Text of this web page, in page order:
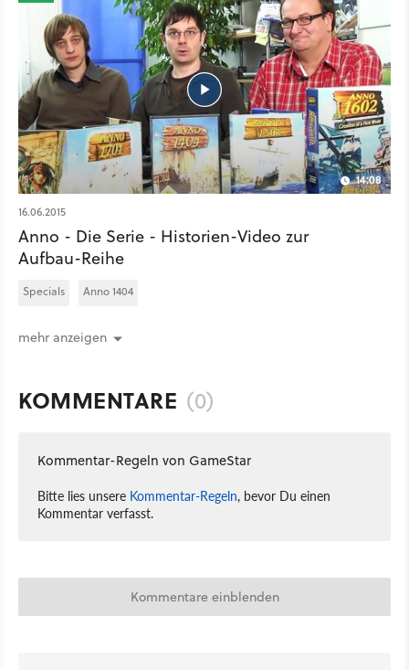
14:08
16.06.2015
Anno - Die Serie - Historien-Video zur
Aufbau-Reihe
Specials Anno 1404
mehr anzeigen
KOMMENTARE (0)
Kommentar-Regeln von GameStar
Bitte lies unsere Kommentar-Regeln, bevor Du einen
Kommentar verfasst.
Kommentare einblenden